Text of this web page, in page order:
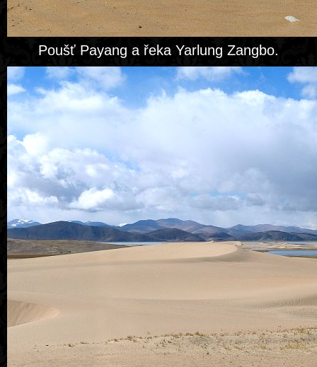
Poušť Payang a řeka Yarlung Zangbo.